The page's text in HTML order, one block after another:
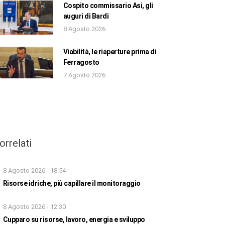
Cospito commissario Asi, gli
auguri di Bardi
8 Agosto 2026
Viabilità, le riaperture prima di
Ferragosto
7 Agosto 2026
8 Agosto 2026 - 18:54
Risorse idriche, più capillare il monitoraggio
8 Agosto 2026 - 12:30
Cupparo su risorse, lavoro, energia e sviluppo